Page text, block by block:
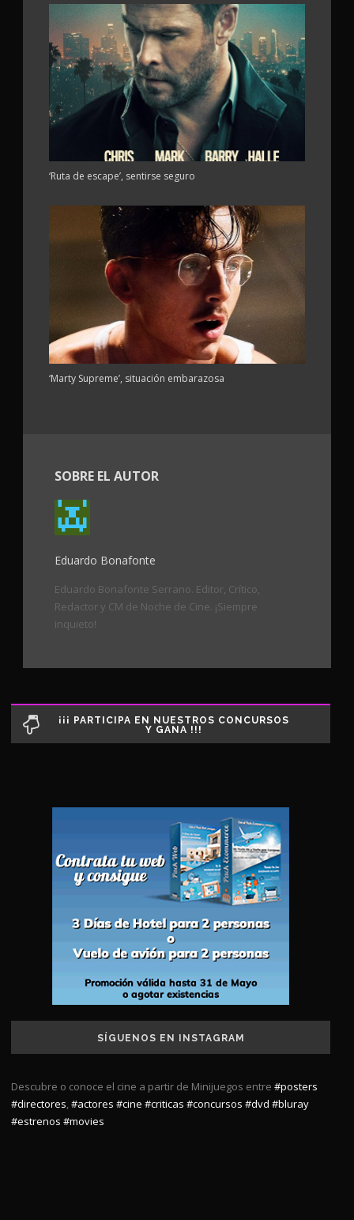
‘Ruta de escape’, sentirse seguro
‘Marty Supreme’, situación embarazosa
SOBRE EL AUTOR
Eduardo Bonafonte
Eduardo Bonafonte Serrano. Editor, Crítico,
Redactor y CM de Noche de Cine. ¡Siempre
inquieto!
¡¡¡ PARTICIPA EN NUESTROS CONCURSOS
Y GANA !!!
SÍGUENOS EN INSTAGRAM
Descubre o conoce el cine a partir de Minijuegos entre #posters
#directores,#actores #cine #criticas #concursos #dvd #bluray
#estrenos #movies